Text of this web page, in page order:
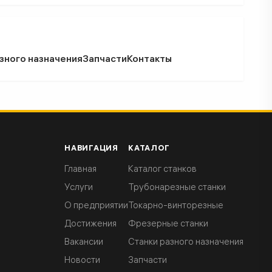
назначенияЗапчастиКонтакты
НАВИГАЦИЯ
Главная
Услуги
О предприятии
Достижения
Вакансии
Новости
КАТАЛОГ
Каталог станков
Трубонарезные станки
Токарно-винторезные
Фрезерные станки
Станки разного назначения
Запчасти